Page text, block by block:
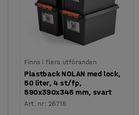
Finns i flera utföranden
Plastback NOLAN med lock,
50 liter, 4 st/fp,
590x390x345 mm, svart
Art. nr: 26715